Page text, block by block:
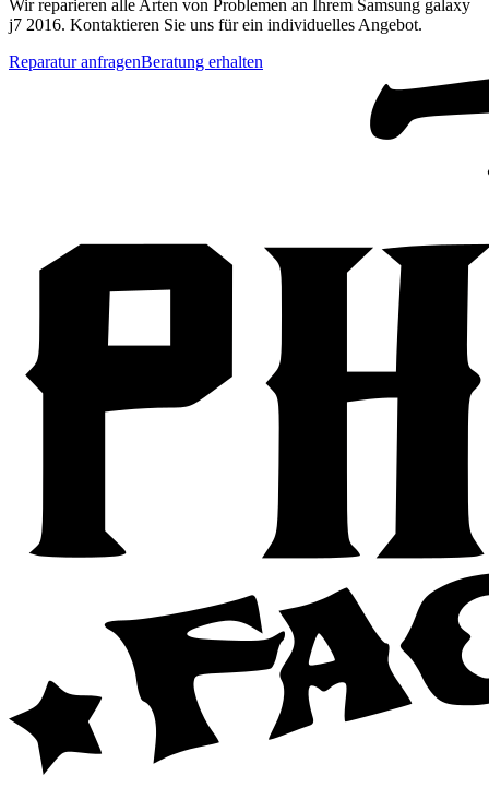
Wir reparieren alle Arten von Problemen an Ihrem Samsung galaxy
j7 2016. Kontaktieren Sie uns für ein individuelles Angebot.
Reparatur anfragenBeratung erhalten